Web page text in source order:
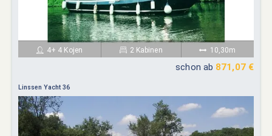
4+ 4 Kojen 2 Kabinen 10,30m
schon ab 871,07 €
Linssen Yacht 36